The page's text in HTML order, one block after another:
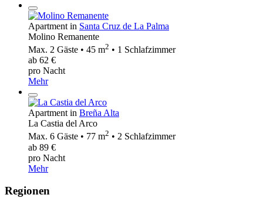
Apartment in Santa Cruz de La Palma
Molino Remanente
Max. 2 Gäste • 45 m2 • 1 Schlafzimmer
ab 62 €
pro Nacht
Mehr
Apartment in Breña Alta
La Castia del Arco
Max. 6 Gäste • 77 m2 • 2 Schlafzimmer
ab 89 €
pro Nacht
Mehr
Regionen